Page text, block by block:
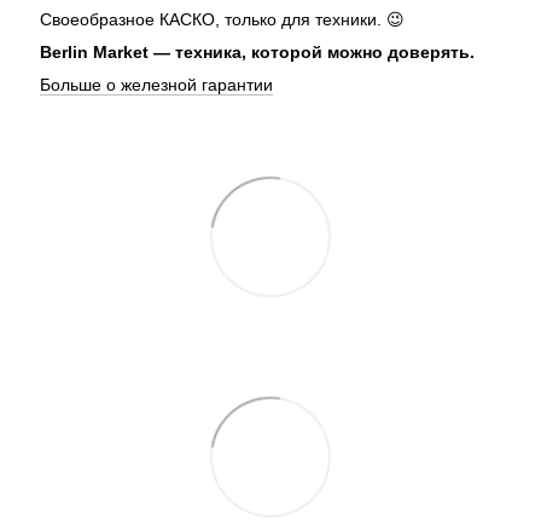
Своеобразное КАСКО, только для техники. 😉
Berlin Market — техника, которой можно доверять.
Больше о железной гарантии